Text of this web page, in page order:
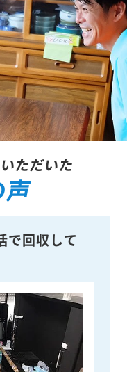
ただいた
声
で回収して